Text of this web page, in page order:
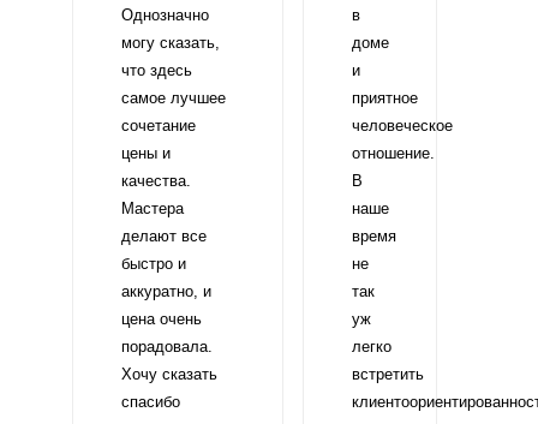
Однозначно
могу сказать,
что здесь
самое лучшее
сочетание
цены и
качества.
Мастера
делают все
быстро и
аккуратно, и
цена очень
порадовала.
Хочу сказать
спасибо
в
доме
и
приятное
человеческое
отношение.
В
наше
время
не
так
уж
легко
встретить